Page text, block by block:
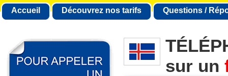
Accueil Découvrez nos tarifs Questions /
sur un